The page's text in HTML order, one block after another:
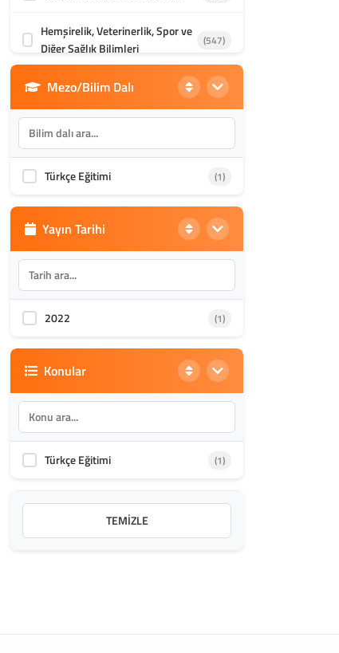
Hemşirelik, Veterinerlik, Spor ve
Diğer Sağlık Bilimleri
(547)
Din Bilimleri (1985)
İletişim, Mimarlık ve Güzel
Sanatlar
Akademik Kültür (1587)
Mezo/Bilim Dalı
Türkçe Eğitimi (1)
Yayın Tarihi
2022 (1)
Konular
Türkçe Eğitimi (1)
TEMIZLE